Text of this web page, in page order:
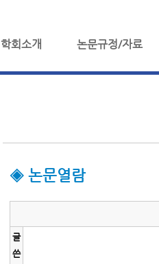
학회소개 논문규정/자료
◈ 논문열람
글
쓴